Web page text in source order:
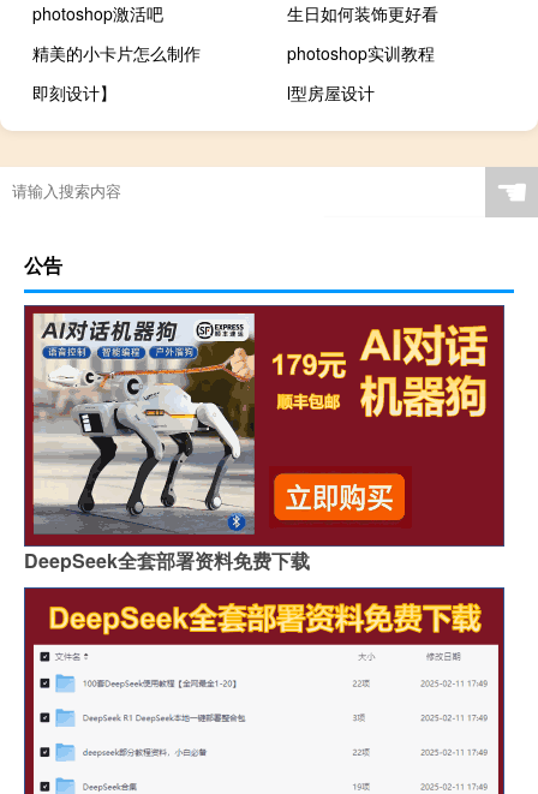
photoshop激活吧
生日如何装饰更好看
精美的小卡片怎么制作
photoshop实训教程
即刻设计】
l型房屋设计
☚
公告
DeepSeek全套部署资料免费下载